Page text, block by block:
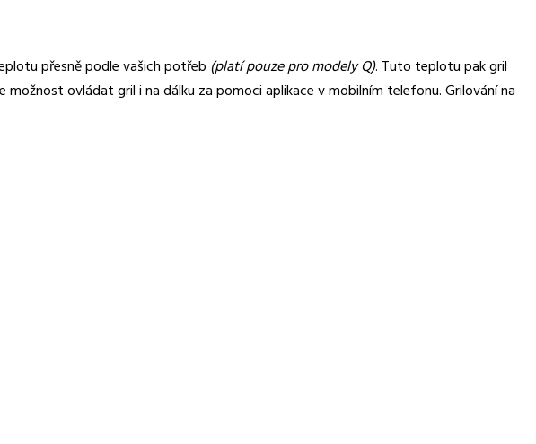
přesně podle vašich potřeb (platí pouze pro modely Q). Tuto teplotu pak gril
ovládat gril i na dálku za pomoci aplikace v mobilním telefonu. Grilování na